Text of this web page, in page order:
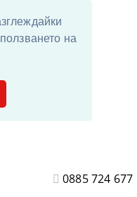
на
0885 724 677